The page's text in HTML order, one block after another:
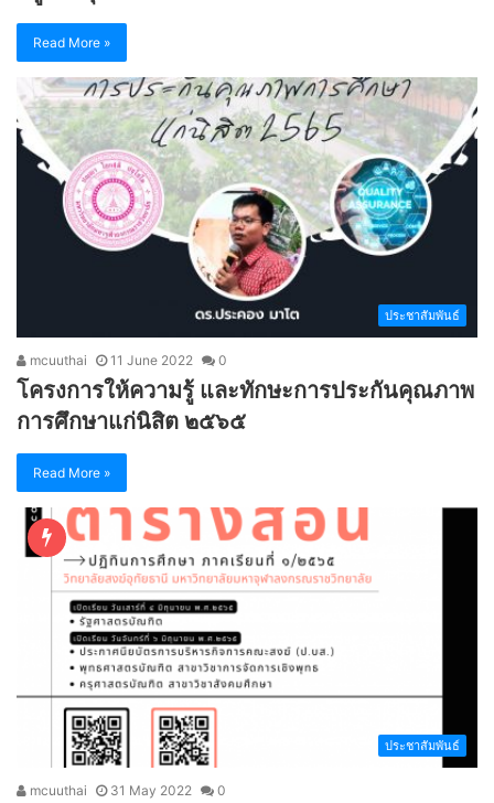
Read More »
ประชาสัมพันธ์
mcuuthai 11 June 2022 0
โครงการให้ความรู้ และทักษะการประกันคุณภาพ
การศึกษาแก่นิสิต ๒๕๖๕
Read More »
ประชาสัมพันธ์
mcuuthai 31 May 2022 0